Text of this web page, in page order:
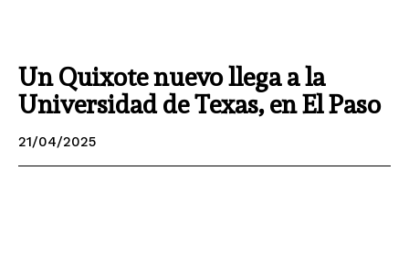
Un Quixote nuevo llega a la
Universidad de Texas, en El Paso
21/04/2025